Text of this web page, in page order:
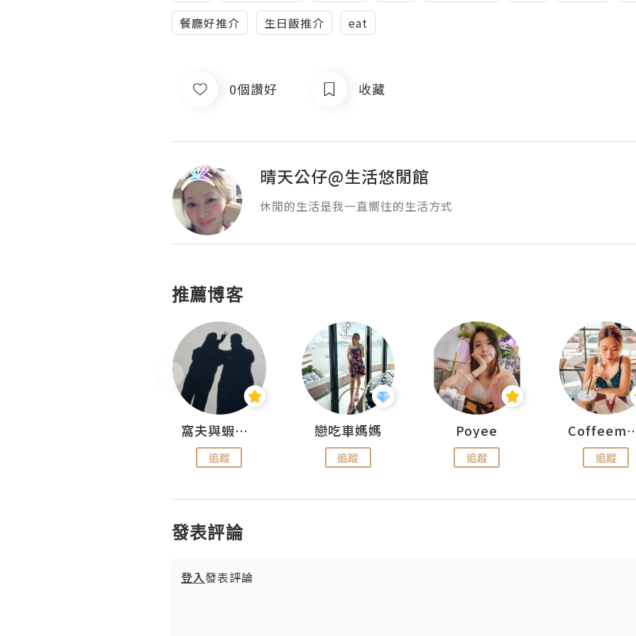
餐廳好推介 生日飯推介 eat
0個讚好 收藏
晴天公仔@生活悠閒館
休閒的生活是我一直嚮往的生活方式
推薦博客
窩夫與蝦子餅
追蹤
戀吃車媽媽
追蹤
Poyee
追蹤 追蹤
發表評論
登入發表評論